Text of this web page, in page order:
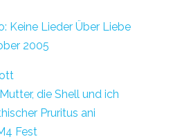
Keine Lieder Über Liebe
2005
die Shell und ich
Pruritus ani
Fest